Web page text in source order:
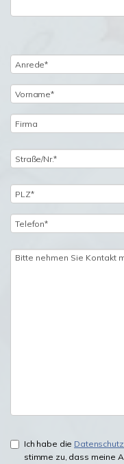
Ich habe die
stimme zu, dass meine